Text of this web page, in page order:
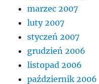
marzec 2007
luty 2007
styczeń 2007
grudzień 2006
listopad 2006
październik 2006